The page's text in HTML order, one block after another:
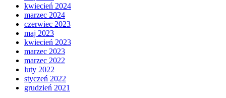
kwiecień 2024
marzec 2024
czerwiec 2023
maj 2023
kwiecień 2023
marzec 2023
marzec 2022
luty 2022
styczeń 2022
grudzień 2021